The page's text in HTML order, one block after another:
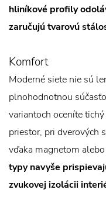
hliníkové profily
zaručujú tvarovú
Komfort
Moderné siete nie sú
plnohodnotnou
variantoch oceníte
priestor, pri dverových
vďaka magnetom
typy navyše
zvukovej izolácii